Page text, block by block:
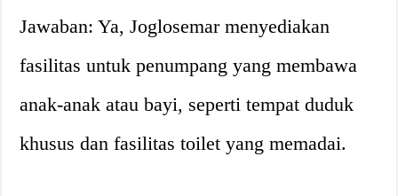
Jawaban: Ya, Joglosemar menyediakan
fasilitas untuk penumpang yang membawa
anak-anak atau bayi, seperti tempat duduk
khusus dan fasilitas toilet yang memadai.